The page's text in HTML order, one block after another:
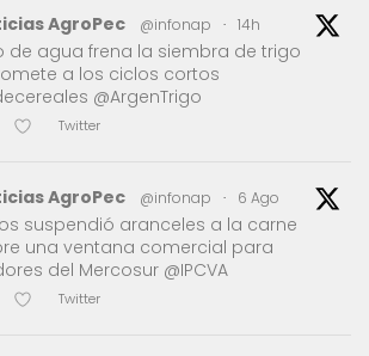
AgroPec @infonap · 14h
de agua frena la siembra de trigo
a los ciclos cortos
@ArgenTrigo
Twitter
AgroPec @infonap · 6 Ago
suspendió aranceles a la carne
una ventana comercial para
del Mercosur @IPCVA
Twitter